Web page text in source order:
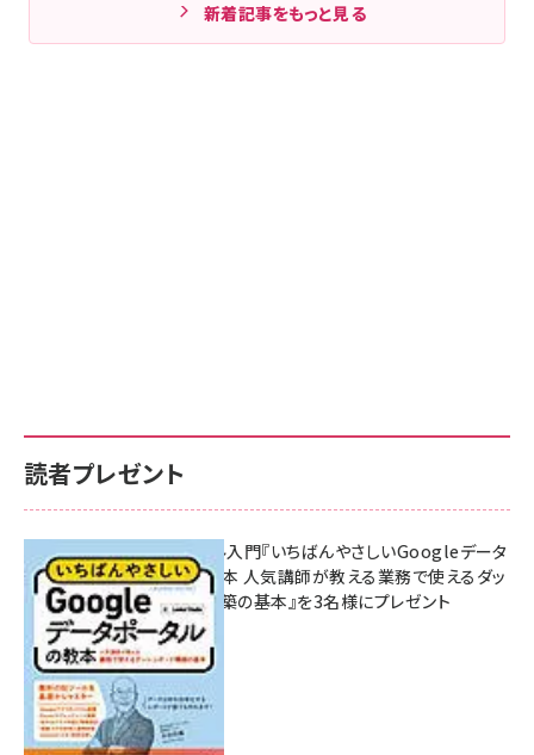
新着記事をもっと見る
読者プレゼント
無料BIツール入門『いちばんやさしいGoogleデータ
ポータルの教本 人気講師が教える業務で使えるダッ
シュボード構築の基本』を3名様にプレゼント
7月31日 10:00